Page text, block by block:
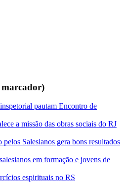
pautam Encontro de
a missão das obras sociais do RJ
Salesianos gera bons resultados
em formação e jovens de
espirituais no RS